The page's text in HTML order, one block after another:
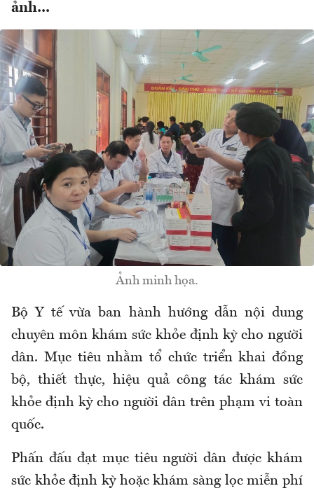
ảnh...
Ảnh minh họa.
Bộ Y tế vừa ban hành hướng dẫn nội dung
chuyên môn khám sức khỏe định kỳ cho người
dân. Mục tiêu nhằm tổ chức triển khai đồng
bộ, thiết thực, hiệu quả công tác khám sức
khỏe định kỳ cho người dân trên phạm vi toàn
quốc.
Phấn đấu đạt mục tiêu người dân được khám
sức khỏe định kỳ hoặc khám sàng lọc miễn phí